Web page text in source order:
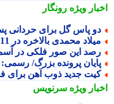
ویژهرونگار
پاس گل برای حردانی پس
محمدی بالاخره در 11 نفر
این صور فلکی در
پرونده بزرگ/ رسمی:
جدید ذوب آهن برای
ویژهسرنویس